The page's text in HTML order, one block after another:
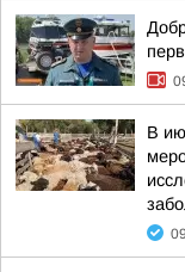
В